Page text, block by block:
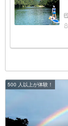
500 人以上が体験！